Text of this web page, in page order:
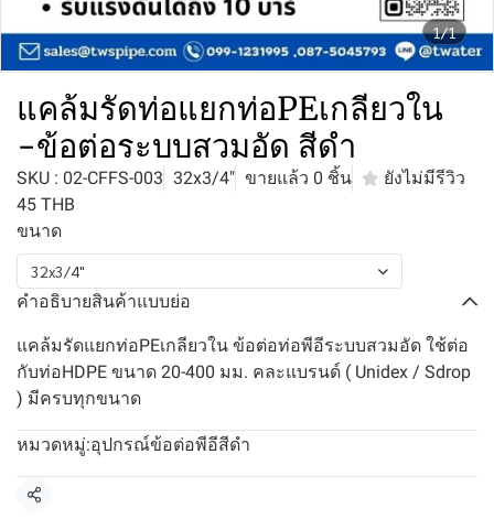
1/1
แคล้มรัดท่อแยกท่อPEเกลียวใน
-ข้อต่อระบบสวมอัด สีดำ
SKU : 02-CFFS-003 32x3/4" ขายแล้ว 0 ชิ้น
ยังไม่มีรีวิว
45 THB
ขนาด
32x3/4"
คำอธิบายสินค้าแบบย่อ
แคล้มรัดแยกท่อPEเกลียวใน ข้อต่อท่อพีอีระบบสวมอัด ใช้ต่อ
กับท่อHDPE ขนาด 20-400 มม. คละแบรนด์ ( Unidex / Sdrop
) มีครบทุกขนาด
หมวดหมู่:อุปกรณ์ข้อต่อพีอีสีดำ
แชร์